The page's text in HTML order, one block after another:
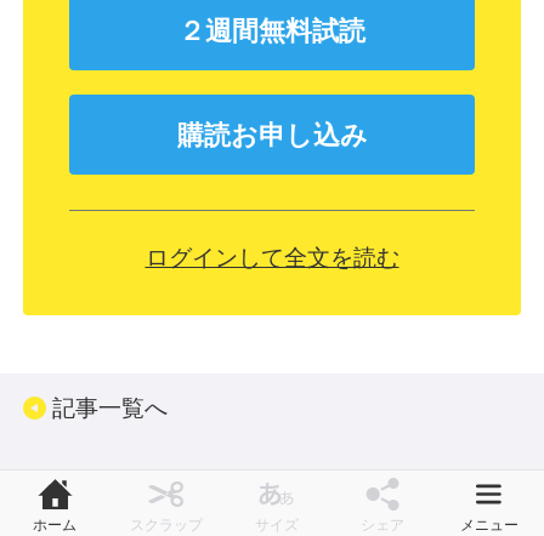
ホーム スクラップ サイズ シェア メニュー
２週間無料試読
購読お申し込み
ログインして全文を読む
記事一覧へ